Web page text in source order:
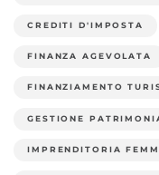
CREDITI D'IMPOSTA
FINANZA AGEVOLATA
FINANZIAMENTO
GESTIONE
IMPRENDITORIA